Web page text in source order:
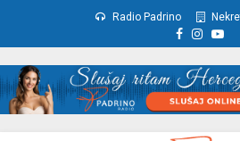
Radio Padrino
Facebook